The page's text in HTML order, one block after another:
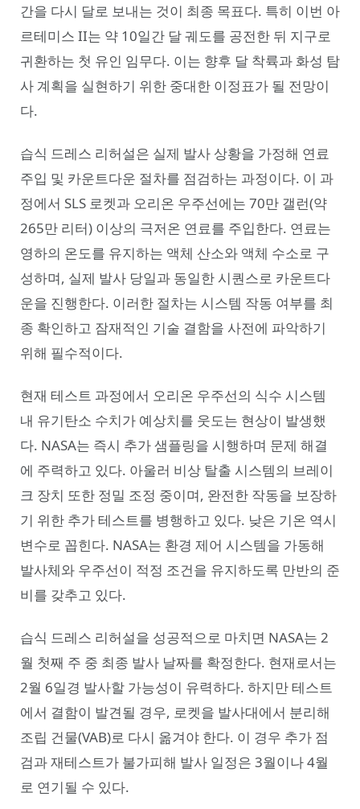
간을 다시 달로 보내는 것이 최종 목표다. 특히 이번 아
르테미스 II는 약 10일간 달 궤도를 공전한 뒤 지구로
귀환하는 첫 유인 임무다. 이는 향후 달 착륙과 화성 탐
사 계획을 실현하기 위한 중대한 이정표가 될 전망이
다.
습식 드레스 리허설은 실제 발사 상황을 가정해 연료
주입 및 카운트다운 절차를 점검하는 과정이다. 이 과
정에서 SLS 로켓과 오리온 우주선에는 70만 갤런(약
265만 리터) 이상의 극저온 연료를 주입한다. 연료는
영하의 온도를 유지하는 액체 산소와 액체 수소로 구
성하며, 실제 발사 당일과 동일한 시퀀스로 카운트다
운을 진행한다. 이러한 절차는 시스템 작동 여부를 최
종 확인하고 잠재적인 기술 결함을 사전에 파악하기
위해 필수적이다.
현재 테스트 과정에서 오리온 우주선의 식수 시스템
내 유기탄소 수치가 예상치를 웃도는 현상이 발생했
다. NASA는 즉시 추가 샘플링을 시행하며 문제 해결
에 주력하고 있다. 아울러 비상 탈출 시스템의 브레이
크 장치 또한 정밀 조정 중이며, 완전한 작동을 보장하
기 위한 추가 테스트를 병행하고 있다. 낮은 기온 역시
변수로 꼽힌다. NASA는 환경 제어 시스템을 가동해
발사체와 우주선이 적정 조건을 유지하도록 만반의 준
비를 갖추고 있다.
습식 드레스 리허설을 성공적으로 마치면 NASA는 2
월 첫째 주 중 최종 발사 날짜를 확정한다. 현재로서는
2월 6일경 발사할 가능성이 유력하다. 하지만 테스트
에서 결함이 발견될 경우, 로켓을 발사대에서 분리해
조립 건물(VAB)로 다시 옮겨야 한다. 이 경우 추가 점
검과 재테스트가 불가피해 발사 일정은 3월이나 4월
로 연기될 수 있다.